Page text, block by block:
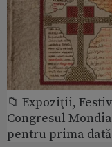
📁 Expoziţii,
Congresul
pentru prima